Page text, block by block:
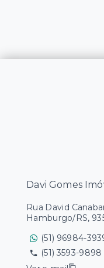
Davi Gomes
Rua David
Hamburgo/RS,
(51) 96984-
(51) 3593-9898